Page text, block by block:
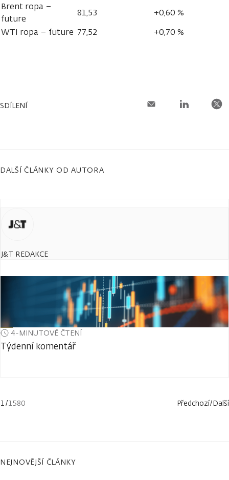
Brent ropa –
future
81,53
+0,60 %
WTI ropa – future 77,52 +0,70 %
SDÍLENÍ
DALŠÍ ČLÁNKY OD AUTORA
J&T REDAKCE
4-MINUTOVÉ ČTENÍ
Týdenní komentář
1/1580 Předchozí/Další
NEJNOVĚJŠÍ ČLÁNKY